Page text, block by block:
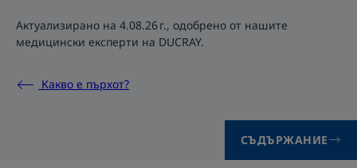
Актуализирано на 4.08.26 г., одобрено от нашите
медицински експерти на DUCRAY.
Какво е пърхот?
СЪДЪРЖАНИЕ